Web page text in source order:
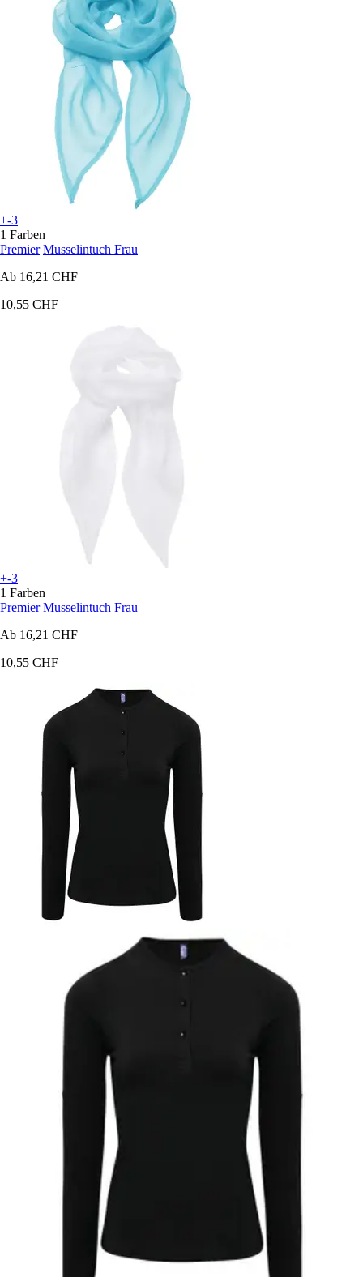
+-3
1 Farben
Premier Musselintuch Frau
Ab 16,21 CHF
10,55 CHF
+-3
1 Farben
Premier Musselintuch Frau
Ab 16,21 CHF
10,55 CHF